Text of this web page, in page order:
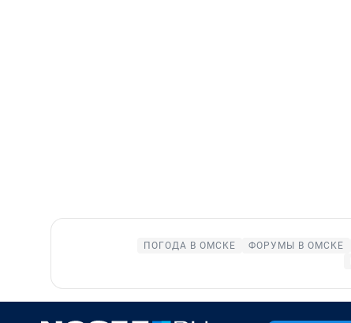
ПОГОДА В ОМСКЕ ФОРУМЫ В ОМСКЕ